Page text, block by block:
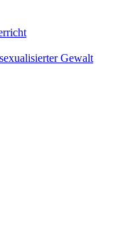
Gewalt